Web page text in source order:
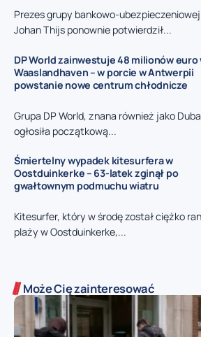
Prezes grupy bankowo-ubezpieczeniowej
Johan Thijs ponownie potwierdził...
DP World zainwestuje 48 milionów euro
Waaslandhaven – w porcie w Antwerpii
powstanie nowe centrum chłodnicze
Grupa DP World, znana również jako
ogłosiła początkową...
Śmiertelny wypadek kitesurfera w
Oostduinkerke – 63-latek zginął po
gwałtownym podmuchu wiatru
Kitesurfer, który w środę został ciężko
plaży w Oostduinkerke,...
Może Cię zainteresować